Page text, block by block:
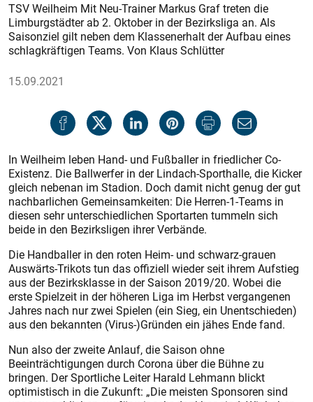
TSV Weilheim Mit Neu-Trainer Markus Graf treten die
Limburgstädter ab 2. Oktober in der Bezirksliga an. Als
Saisonziel gilt neben dem Klassenerhalt der Aufbau eines
schlagkräftigen Teams. Von Klaus Schlütter
15.09.2021
In Weilheim leben Hand- und Fußballer in friedlicher Co-
Existenz. Die Ballwerfer in der Lindach-Sporthalle, die Kicker
gleich nebenan im Stadion. Doch damit nicht genug der gut
nachbarlichen Gemeinsamkeiten: Die Herren-1-Teams in
diesen sehr unterschiedlichen Sportarten tummeln sich
beide in den Bezirksligen ihrer Verbände.
Die Handballer in den roten Heim- und schwarz-grauen
Auswärts-Trikots tun das offiziell wieder seit ihrem Aufstieg
aus der Bezirksklasse in der Saison 2019/20. Wobei die
erste Spielzeit in der höheren Liga im Herbst vergangenen
Jahres nach nur zwei Spielen (ein Sieg, ein Unentschieden)
aus den bekannten (Virus-)Gründen ein jähes Ende fand.
Nun also der zweite Anlauf, die Saison ohne
Beeinträchtigungen durch Corona über die Bühne zu
bringen. Der Sportliche Leiter Harald Lehmann blickt
optimistisch in die Zukunft: „Die meisten Sponsoren sind